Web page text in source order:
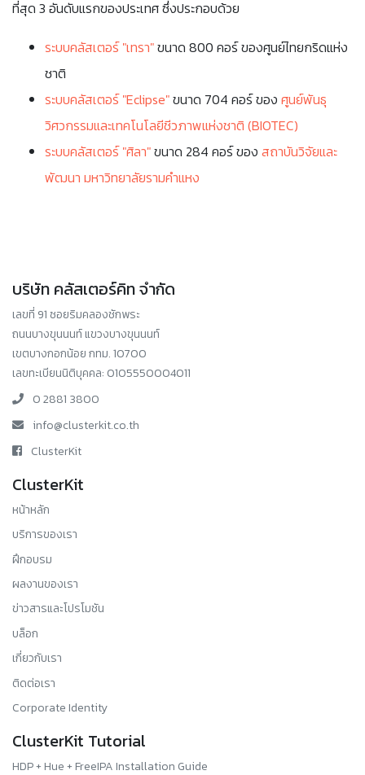
ที่สุด 3 อันดับแรกของประเทศ ซึ่งประกอบด้วย
ระบบคลัสเตอร์ "เทรา"ขนาด 800 คอร์ ของศูนย์ไทยกริดแห่ง
ชาติ
ระบบคลัสเตอร์ "Eclipse"ขนาด 704 คอร์ ของ ศูนย์พันธุ
วิศวกรรมและเทคโนโลยีชีวภาพแห่งชาติ (BIOTEC)
ระบบคลัสเตอร์ "ศิลา"ขนาด 284 คอร์ ของ สถาบันวิจัยและ
พัฒนา มหาวิทยาลัยรามคำแหง
บริษัท คลัสเตอร์คิท จำกัด
เลขที่ 91 ซอยริมคลองชักพระ
ถนนบางขุนนนท์ แขวงบางขุนนนท์
เขตบางกอกน้อย กทม. 10700
เลขทะเบียนนิติบุคคล: 0105550004011
0 2881 3800
info@clusterkit.co.th
ClusterKit
ClusterKit
หน้าหลัก
บริการของเรา
ฝึกอบรม
ผลงานของเรา
ข่าวสารและโปรโมชัน
บล็อก
เกี่ยวกับเรา
ติดต่อเรา
Corporate Identity
ClusterKit Tutorial
HDP + Hue + FreeIPA Installation Guide